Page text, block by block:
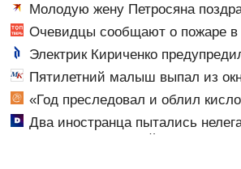
Молодую жену Петросяна
беременностью
Очевидцы сообщают о пожаре в
Электрик Кириченко
перевода бензинового генератора
Пятилетний малыш выпал из
Казани
«Год преследовал и облил
петербурженки о жестоком
реабилитации
Два иностранца пытались
границу с Финляндией